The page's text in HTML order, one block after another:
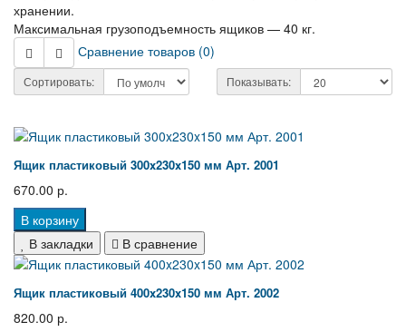
хранении.
Максимальная грузоподъемность ящиков — 40 кг.
Сравнение товаров (0)
Сортировать: Показывать:
Ящик пластиковый 300x230x150 мм Арт. 2001
670.00 р.
В корзину
В закладки
В сравнение
Ящик пластиковый 400x230x150 мм Арт. 2002
820.00 р.